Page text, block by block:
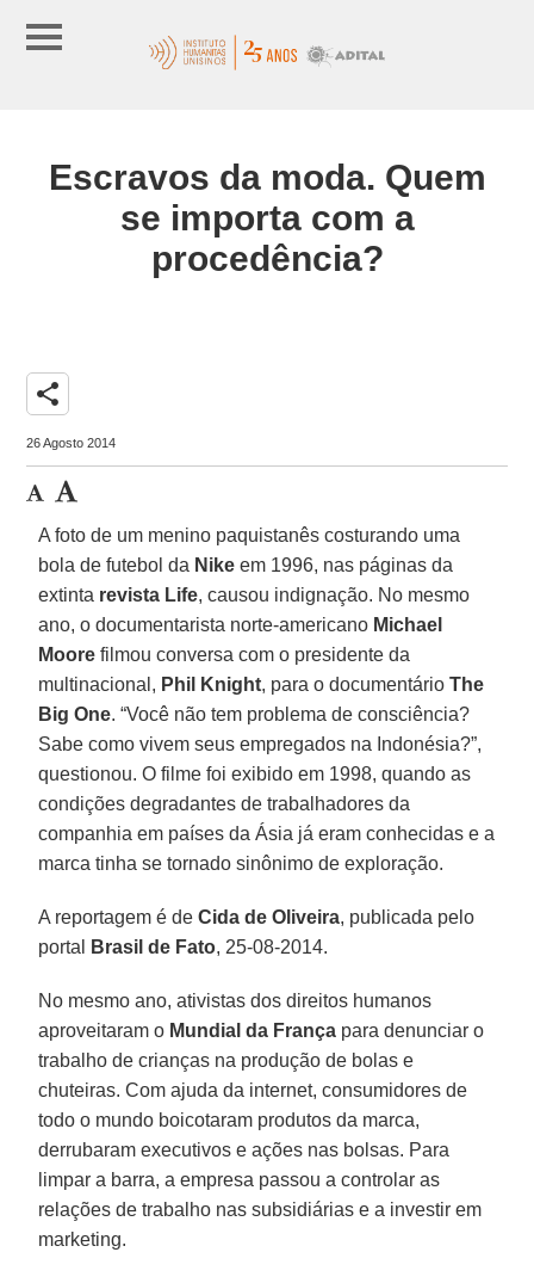
Escravos da moda. Quem
se importa com a
procedência?
share
26 Agosto 2014
A foto de um menino paquistanês costurando uma
bola de futebol da Nike em 1996, nas páginas da
extinta revista Life, causou indignação. No mesmo
ano, o documentarista norte-americano Michael
Moore filmou conversa com o presidente da
multinacional, Phil Knight, para o documentárioThe
Big One. “Você não tem problema de consciência?
Sabe como vivem seus empregados na Indonésia?”,
questionou. O filme foi exibido em 1998, quando as
condições degradantes de trabalhadores da
companhia em países da Ásia já eram conhecidas e a
marca tinha se tornado sinônimo de exploração.
A reportagem é deCida de Oliveira, publicada pelo
portal
Brasil de Fato, 25-08-2014.
No mesmo ano, ativistas dos direitos humanos
aproveitaram o Mundial da França para denunciar o
trabalho de crianças na produção de bolas e
chuteiras. Com ajuda da internet, consumidores de
todo o mundo boicotaram produtos da marca,
derrubaram executivos e ações nas bolsas. Para
limpar a barra, a empresa passou a controlar as
relações de trabalho nas subsidiárias e a investir em
marketing.